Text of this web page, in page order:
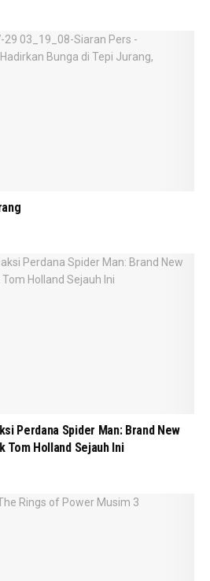
Perdana Spider Man: Brand New
Tom Holland Sejauh Ini